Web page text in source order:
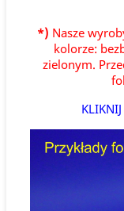
*) Nasze
kolorze:
zielonym.